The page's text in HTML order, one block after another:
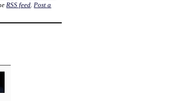
RSS feed Post a